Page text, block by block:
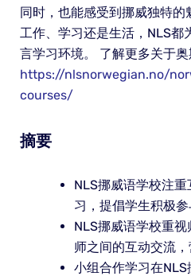
同时，也能感受到挪威独特
工作、学习还是生活，NLS都
言学习环境。 了解更多关于奥
https://nlsnorwegian.no/
courses/
摘要
NLS挪威语学校注
习，提倡学生积极
NLS挪威语学校重
师之间的互动交流
小组合作学习在